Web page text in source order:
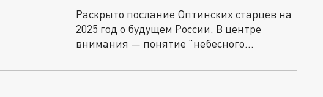
Раскрыто послание Оптинских старцев на
2025 год о будущем России. В центре
внимания — понятие "небесного...